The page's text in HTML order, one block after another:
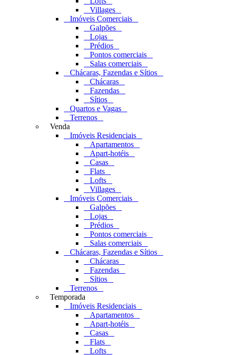
Villages
Imóveis Comerciais
Galpões
Lojas
Prédios
Pontos comerciais
Salas comerciais
Chácaras, Fazendas e Sítios
Chácaras
Fazendas
Sítios
Quartos e Vagas
Terrenos
Venda
Imóveis Residenciais
Apartamentos
Apart-hotéis
Casas
Flats
Lofts
Villages
Imóveis Comerciais
Galpões
Lojas
Prédios
Pontos comerciais
Salas comerciais
Chácaras, Fazendas e Sítios
Chácaras
Fazendas
Sítios
Terrenos
Temporada
Imóveis Residenciais
Apartamentos
Apart-hotéis
Casas
Flats
Lofts